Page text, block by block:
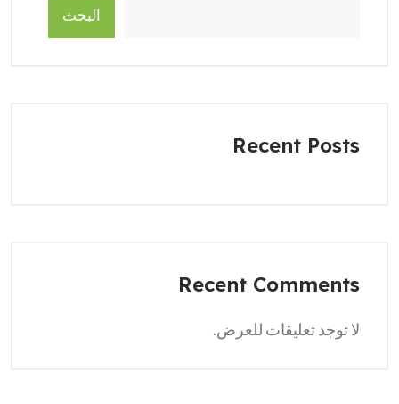
البحث
Recent Posts
Recent Comments
لا توجد تعليقات للعرض.